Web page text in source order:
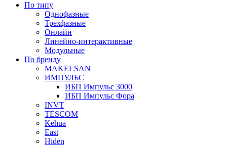
По типу
Однофазные
Трехфазные
Онлайн
Линейно-интерактивные
Модульные
По бренду
MAKELSAN
ИМПУЛЬС
ИБП Импульс 3000
ИБП Импульс Фора
INVT
TESCOM
Kehua
East
Hiden